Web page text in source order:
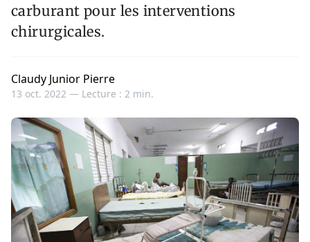
carburant pour les interventions
chirurgicales.
Claudy Junior Pierre
13 oct. 2022 — Lecture : 2 min.